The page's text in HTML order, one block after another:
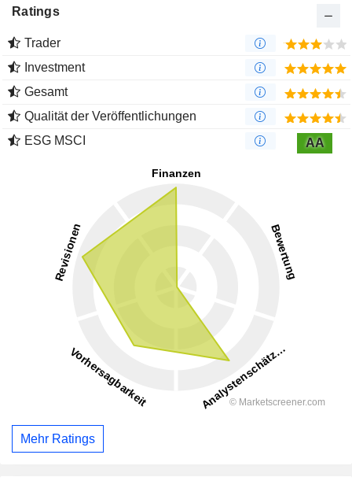
Ratings
Trader
Investment
Gesamt
Qualität der Veröffentlichungen
ESG MSCI
AA
Mehr Ratings